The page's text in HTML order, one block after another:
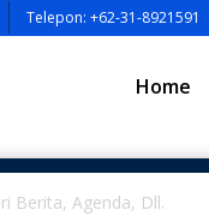
Telepon: +62-31-8921591
Home